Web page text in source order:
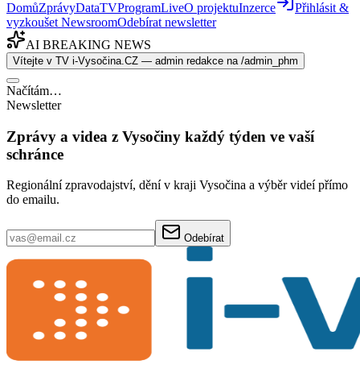
DomůZprávyDataTVProgramLiveO projektuInzerce
Přihlásit &
vyzkoušet NewsroomOdebírat newsletter
AI BREAKING NEWS
Vítejte v TV i-Vysočina.CZ — admin redakce na /admin_phm
Načítám…
Newsletter
Zprávy a videa z Vysočiny každý týden ve vaší
schránce
Regionální zpravodajství, dění v kraji Vysočina a výběr videí přímo
do emailu.
Odebírat